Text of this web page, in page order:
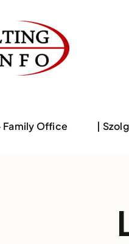
Family Office |